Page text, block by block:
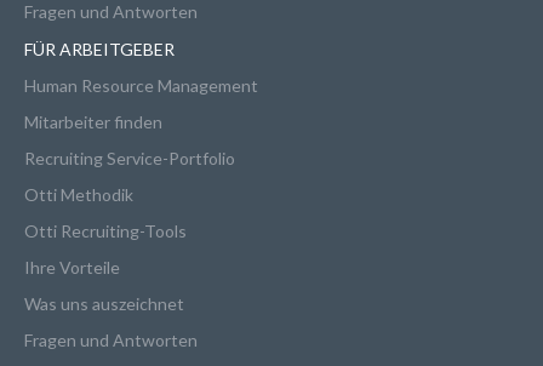
Fragen und Antworten
FÜR ARBEITGEBER
Human Resource Management
Mitarbeiter finden
Recruiting Service-Portfolio
Otti Methodik
Otti Recruiting-Tools
Ihre Vorteile
Was uns auszeichnet
Fragen und Antworten